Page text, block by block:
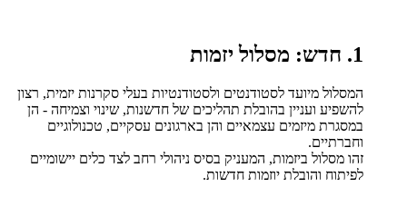
1. חדש: מסלול יזמות
המסלול מיועד לסטודנטים ולסטודנטיות בעלי סקרנות יזמית, רצון
להשפיע ועניין בהובלת תהליכים של חדשנות, שינוי וצמיחה - הן
במסגרת מיזמים עצמאיים והן בארגונים עסקיים, טכנולוגיים
וחברתיים.
זהו מסלול ביזמות, המעניק בסיס ניהולי רחב לצד כלים יישומיים
לפיתוח והובלת יוזמות חדשות.